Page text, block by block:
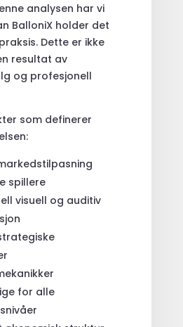
analysen har vi
BalloniX holder det
Dette er ikke
resultat av
og profesjonell
som definerer
spillere
visuell og auditiv
for alle